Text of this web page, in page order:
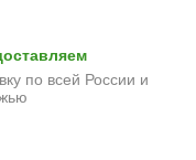
по всей России и